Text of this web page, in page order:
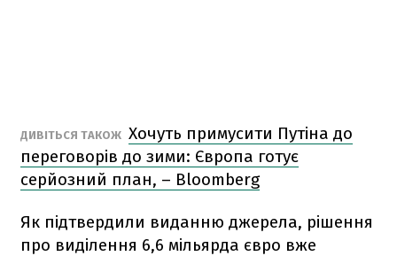
ДИВІТЬСЯ ТАКОЖ Хочуть примусити Путіна до
переговорів до зими: Європа готує
серйозний план, – Bloomberg
Як підтвердили виданню джерела, рішення
про виділення 6,6 мільярда євро вже